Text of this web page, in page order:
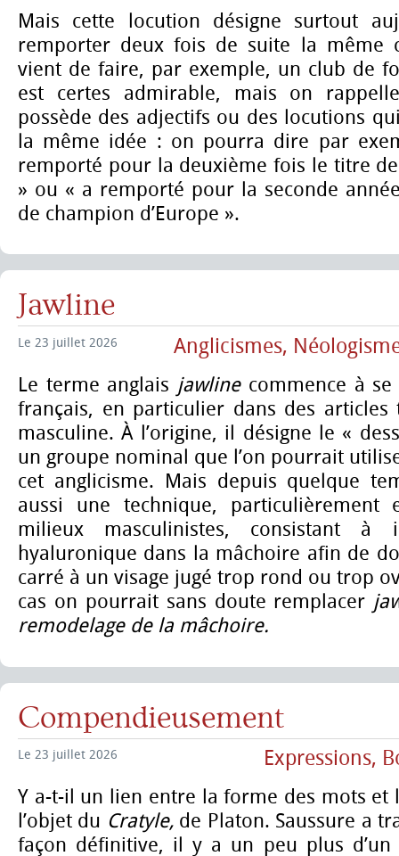
Mais cette locution désigne surtout
remporter deux fois de suite la même
vient de faire, par exemple, un club de
est certes admirable, mais on
possède des adjectifs ou des locutions
la même idée : on pourra dire par
remporté pour la deuxième fois le titre de
» ou « a remporté pour la seconde
de champion d’Europe ».
Jawline
Le 23 juillet 2026 Anglicismes,
Le terme anglais jawline commence à
français, en particulier dans des articles
masculine. À l’origine, il désigne le «
un groupe nominal que l’on pourrait
cet anglicisme. Mais depuis quelque
aussi une technique, particulièrement
milieux masculinistes, consistant à
hyaluronique dans la mâchoire afin de
carré à un visage jugé trop rond ou trop
cas on pourrait sans doute remplacer
remodelage de la mâchoire.
Compendieusement
Le 23 juillet 2026 Expressions,
Y a-t-il un lien entre la forme des mots et
l’objet du Cratyle, de Platon. Saussure a
façon définitive, il y a un peu plus d’un